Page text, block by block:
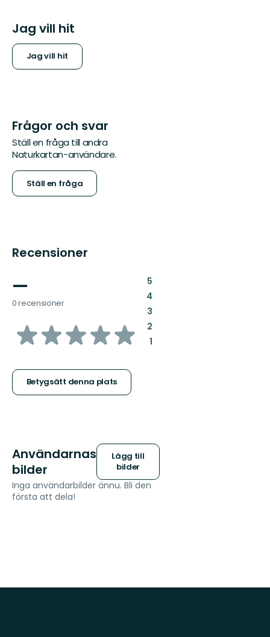
Jag vill hit
Jag vill hit
Frågor och svar
Ställ en fråga till andra
Naturkartan-användare.
Ställ en fråga
Recensioner
—
0 recensioner
av
stjärnor
Betygsätt denna plats
5:
4:
3:
2:
1:
Användarnas
bilder
Lägg till
bilder
Inga användarbilder ännu. Bli den
första att dela!